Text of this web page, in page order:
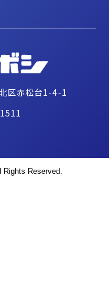
区赤松台1-4-1
Reserved.